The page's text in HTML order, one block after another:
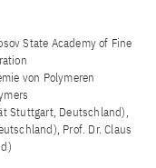
State Academy of Fine
von Polymeren
Stuttgart, Deutschland),
Prof. Dr. Claus